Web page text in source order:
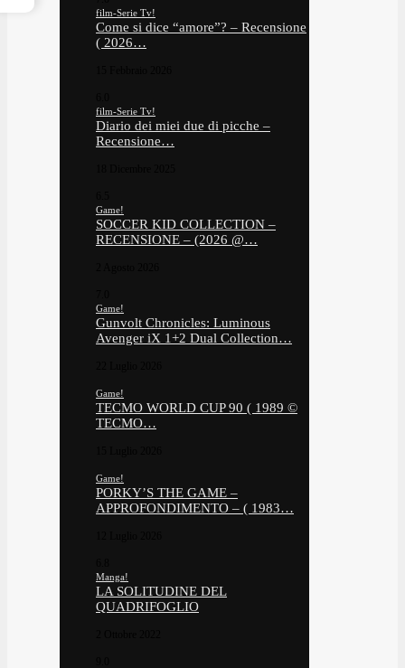
film-Serie Tv!
Come si dice “amore”? – Recensione
( 2026…
film-Serie Tv!
Diario dei miei due di picche –
Recensione…
Game!
SOCCER KID COLLECTION –
RECENSIONE – (2026 @…
Game!
Gunvolt Chronicles: Luminous
Avenger iX 1+2 Dual Collection…
Game!
TECMO WORLD CUP 90 ( 1989 ©
TECMO…
Game!
PORKY’S THE GAME –
APPROFONDIMENTO – ( 1983…
Manga!
LA SOLITUDINE DEL
QUADRIFOGLIO